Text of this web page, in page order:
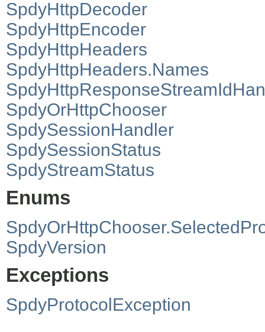
SpdyHttpDecoder
SpdyHttpEncoder
SpdyHttpHeaders
SpdyHttpHeaders.Names
SpdyOrHttpChooser
SpdySessionHandler
SpdySessionStatus
SpdyStreamStatus
Enums
SpdyVersion
Exceptions
SpdyProtocolException